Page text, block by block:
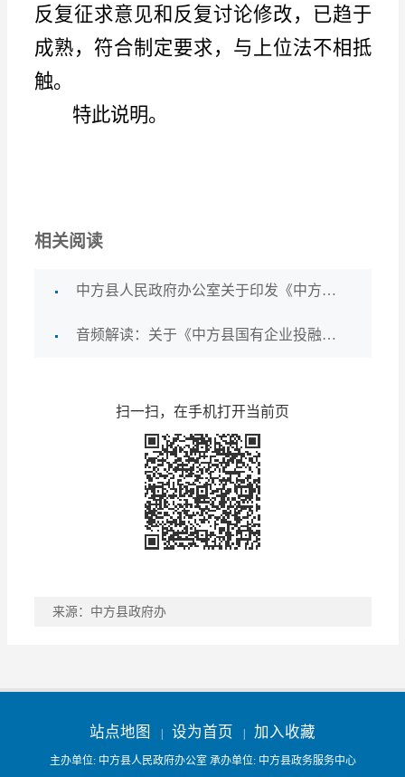
反复征求意见和反复讨论修改，已趋于
成熟，符合制定要求，与上位法不相抵
触。
特此说明。
相关阅读
中方县人民政府办公室关于印发《中方县国有企业投融资及担保管理暂行办法》的通知
音频解读：关于《中方县国有企业投融资及担保管理暂行办法》的制定说明
扫一扫，在手机打开当前页
来源：中方县政府办
站点地图 设为首页 加入收藏
主办单位: 中方县人民政府办公室 承办单位: 中方县政务服务中心